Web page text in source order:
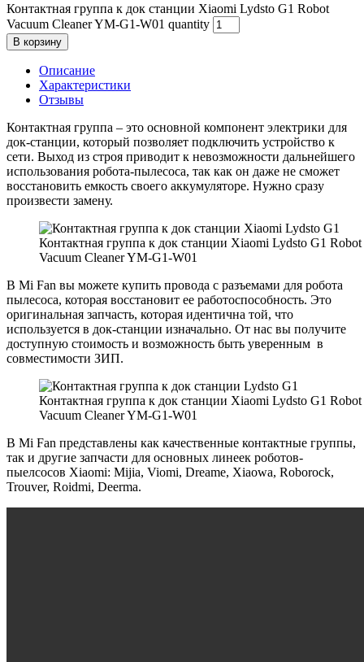
Контактная группа к док станции Xiaomi Lydsto G1 Robot
Vacuum Cleaner YM-G1-W01 quantity
В корзину
Описание
Характеристики
Отзывы
Контактная группа – это основной компонент электрики для
док-станции, который позволяет подключить устройство к
сети. Выход из строя приводит к невозможности дальнейшего
использования робота-пылесоса, так как он даже не сможет
восстановить емкость своего аккумуляторе. Нужно сразу
произвести замену.
Контактная группа к док станции Xiaomi Lydsto G1 Robot
Vacuum Cleaner YM-G1-W01
В Mi Fan вы можете купить провода с разъемами для робота
пылесоса, которая восстановит ее работоспособность. Это
оригинальная запчасть, которая идентична той, что
используется в док-станции изначально. От нас вы получите
доступную стоимость и возможность быть уверенным в
совместимости ЗИП.
Контактная группа к док станции Xiaomi Lydsto G1 Robot
Vacuum Cleaner YM-G1-W01
В Mi Fan представлены как качественные контактные группы,
так и другие запчасти для основных линеек роботов-
пыелсосов Xiaomi: Mijia, Viomi, Dreame, Xiaowa, Roborock,
Trouver, Roidmi, Deerma.